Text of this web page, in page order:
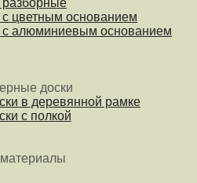
цветным основанием
алюминиевым основанием
доски
в деревянной рамке
с полкой